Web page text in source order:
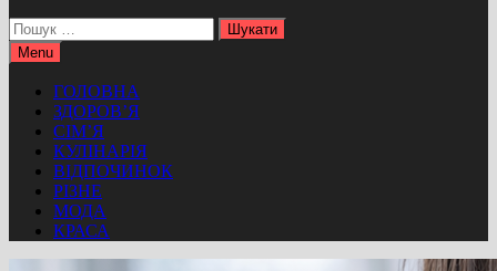
Пошук:
Menu
ГОЛОВНА
ЗДОРОВ’Я
СІМ’Я
КУЛІНАРІЯ
ВІДПОЧИНОК
РІЗНЕ
МОДА
КРАСА